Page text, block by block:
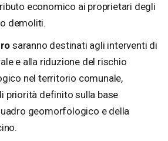
economico ai proprietari degli
demoliti.
saranno destinati agli interventi di
e alla riduzione del rischio
nel territorio comunale,
priorità definito sulla base
geomorfologico e della